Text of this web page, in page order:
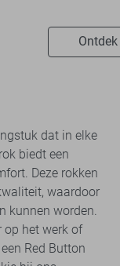
dat in elke
biedt een
Deze rokken
waardoor
kunnen worden.
op het werk of
Red Button